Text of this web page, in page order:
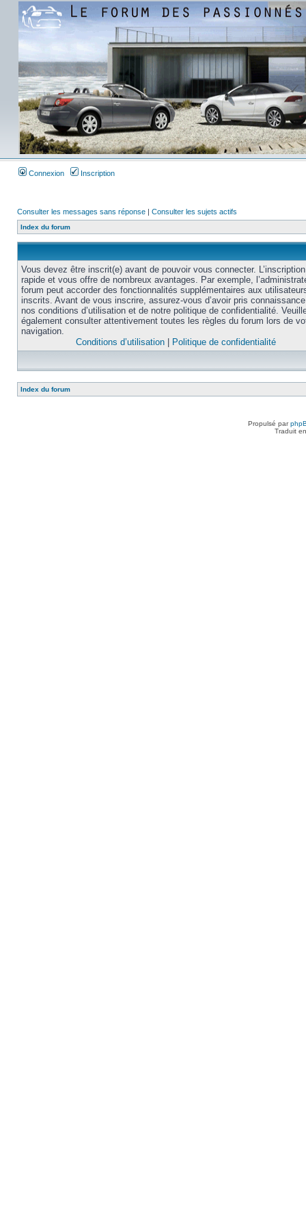
Connexion Inscription
Consulter les messages sans réponse | Consulter les sujets actifs
Index du forum
Vous devez être inscrit(e) avant de pouvoir vous connecter.
rapide et vous offre de nombreux avantages. Par exemple,
forum peut accorder des fonctionnalités supplémentaires aux
inscrits. Avant de vous inscrire, assurez-vous d’avoir pris
nos conditions d’utilisation et de notre politique de confidentialité.
également consulter attentivement toutes les règles du forum lors de
navigation.
Conditions d’utilisation
Politique de confidentialité
Index du forum
Propulsé par
Traduit